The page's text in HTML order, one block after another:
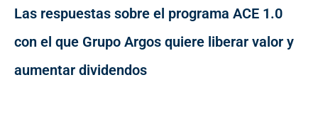
Las respuestas sobre el programa ACE 1.0
con el que Grupo Argos quiere liberar valor y
aumentar dividendos